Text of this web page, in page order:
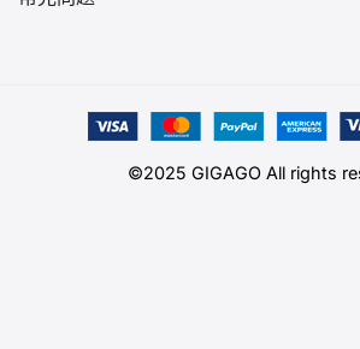
©2025 GIGAGO All rights